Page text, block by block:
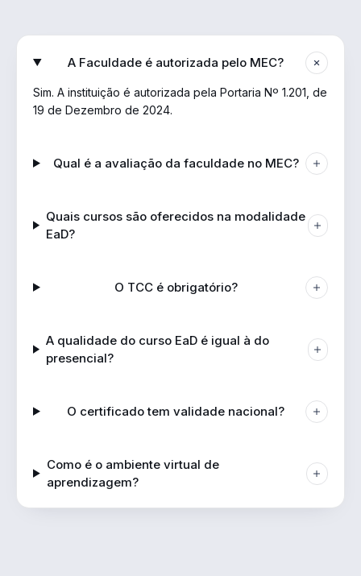
A Faculdade é autorizada pelo MEC?
Sim. A instituição é autorizada pela Portaria Nº 1.201, de
19 de Dezembro de 2024.
Qual é a avaliação da faculdade no MEC?
Quais cursos são oferecidos na modalidade
EaD?
O TCC é obrigatório?
A qualidade do curso EaD é igual à do
presencial?
O certificado tem validade nacional?
Como é o ambiente virtual de
aprendizagem?